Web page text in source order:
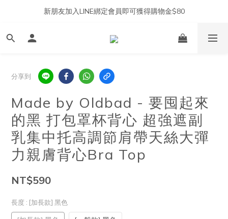
新朋友加入LINE綁定會員即可獲得購物金$80
分享到
Made by Oldbad - 要囤起來
的黑 打包罩杯背心 超強遮副
乳集中托高調節肩帶天絲大彈
力親膚背心Bra Top
NT$590
長度 : [加長款] 黑色